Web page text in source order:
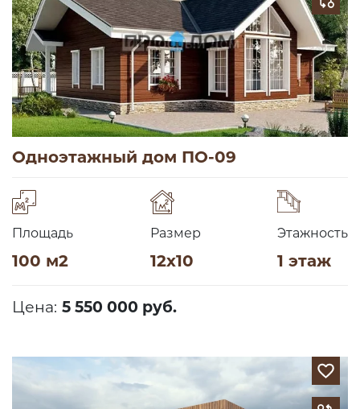
Одноэтажный дом ПО-09
Площадь
100 м2
Размер
12х10
Этажность
1 этаж
Цена: 5 550 000 руб.